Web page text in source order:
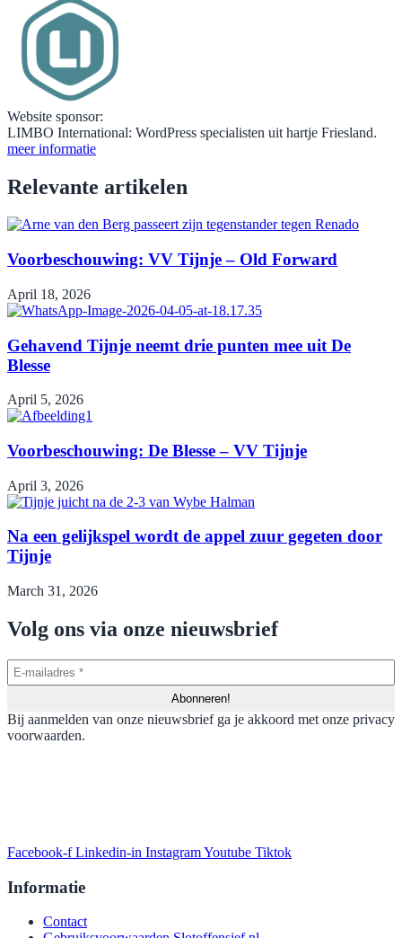
Website sponsor:
LIMBO International: WordPress specialisten uit hartje Friesland.
meer informatie
Relevante artikelen
Voorbeschouwing: VV Tijnje – Old Forward
April 18, 2026
Gehavend Tijnje neemt drie punten mee uit De
Blesse
April 5, 2026
Voorbeschouwing: De Blesse – VV Tijnje
April 3, 2026
Na een gelijkspel wordt de appel zuur gegeten door
Tijnje
March 31, 2026
Volg ons via onze nieuwsbrief
Bij aanmelden van onze nieuwsbrief ga je akkoord met onze privacy
voorwaarden.
Facebook-f Linkedin-in InstagramYoutube Tiktok
Informatie
Contact